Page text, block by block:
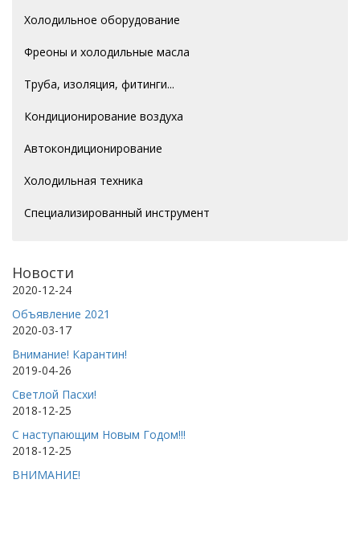
Холодильное оборудование
Фреоны и холодильные масла
Труба, изоляция, фитинги...
Кондиционирование воздуха
Автокондиционирование
Холодильная техника
Специализированный инструмент
Новости
2020-12-24
Объявление 2021
2020-03-17
Внимание! Карантин!
2019-04-26
Светлой Пасхи!
2018-12-25
С наступающим Новым Годом!!!
2018-12-25
ВНИМАНИЕ!